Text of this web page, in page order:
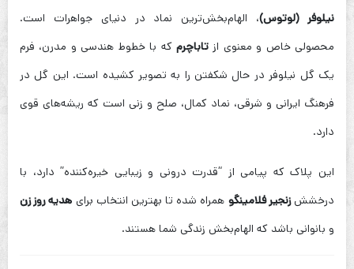
نیلوفر (لوتوس)، الهام‌بخش‌ترین نماد در دنیای جواهرات است.
محصولی خاص و معنوی ازتاباچرم که با خطوط هندسی و مدرن، فرم
یک گل نیلوفر در حال شکفتن را به تصویر کشیده است. این گل در
فرهنگ ایرانی و شرقی، نماد کمال، صلح و زنی است که ریشه‌های قوی
دارد.
این پلاک که پیامی از “قدرت درونی و زیبایی خیره‌کننده” دارد، با
درخششزنجیر فلامینگو همراه شده تا بهترین انتخاب برای هدیه روز زن
و بانوانی باشد که الهام‌بخش زندگی شما هستند.